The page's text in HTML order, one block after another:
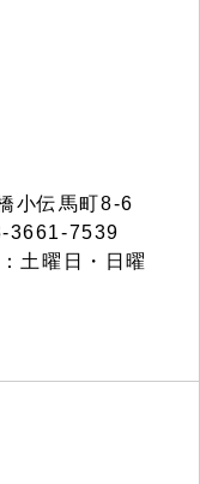
小伝馬町8-6
3661-7539
土曜日・日曜